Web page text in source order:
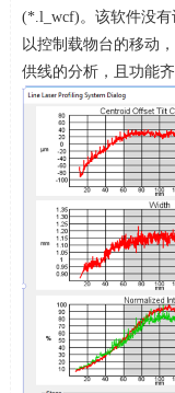
(*.l_wcf)。该软件没
以控制载物台的移动
供线的分析，且功能